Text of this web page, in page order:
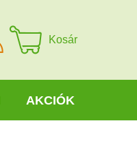
Bejelentkezni
Kosár
AKCIÓK